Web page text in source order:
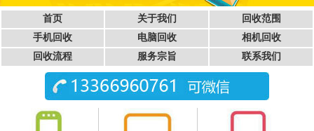
首页 关于我们
回收范围
手机回收
电脑回收
相机回收
回收流程
服务宗旨 联系我们